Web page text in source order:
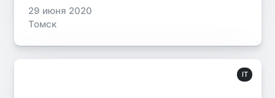
29 июня 2020
Томск
IT